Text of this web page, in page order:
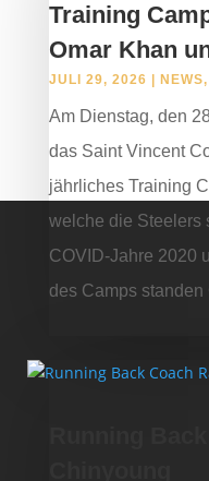
Training
Omar Khan
JULI 29, 2026 NEWS,
Am Dienstag, den
das Saint Vincent
jährliches Training
welche die Steelers
COVID-Jahre 2020
des Camps standen